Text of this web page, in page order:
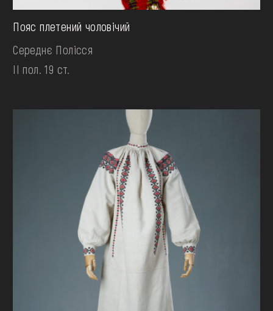
Пояс плетений чоловічий
Середнє Полісся
II пол. 19 ст.